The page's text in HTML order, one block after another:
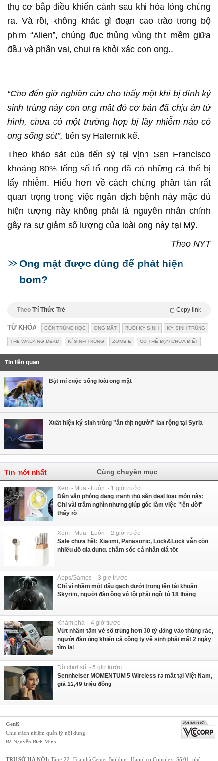
thụ cơ bắp điều khiển cánh sau khi hóa lỏng chúng
ra. Và rồi, không khác gì đoạn cao trào trong bộ
phim “Alien”, chúng đục thủng vùng thịt mềm giữa
đầu và phần vai, chui ra khỏi xác con ong..
“Cho đến giờ nghiên cứu cho thấy một khi bị dính ký
sinh trùng này con ong mật đó cơ bản đã chịu án tử
hình, chưa có một trường hợp bị lây nhiễm nào có
ong sống sót”, tiến sỹ Hafernik kể.
Theo khảo sát của tiến sý tại vịnh San Francisco
khoảng 80% tổng số tổ ong đã có những cá thể bị
lấy nhiễm. Hiểu hơn về cách chúng phân tán rất
quan trọng trong việc ngăn dịch bệnh này mặc dù
hiện tượng này không phải là nguyên nhân chính
gây ra sự giảm số lượng của loài ong này tại Mỹ.
Theo NYT
Ong mật được dùng để phát hiện
bom?
Theo Trí Thức Trẻ Copy link
TỪ KHÓA CÔN TRÙNG HỌC ONG MẬT RUỒI KÝ SINH KÝ SINH TRÙNG
THE WALKING DEAD KÍ SINH TRÙNG ZOMBIE CÓ THỂ BẠN CHƯA BIẾT
Tin liên quan
Bật mí cuộc sống loài ong mật
Xuất hiện ký sinh trùng "ăn thịt người" lan rộng tại Syria
Tin mới nhất Cùng chuyên mục
Xem - Mua - Luôn - 1 giờ trước
Dân văn phòng đang tranh thủ săn deal loạt món này:
Chỉ vài trăm nghìn nhưng giúp góc làm việc "lên đời"
thấy rõ
Xem - Mua - Luôn - 2 giờ trước
Sale chưa hết: Xiaomi, Panasonic, Lock&Lock vẫn còn
nhiều đồ gia dụng, chăm sóc cá nhân giá tốt
Apps/Games - 3 giờ trước
Chỉ vì nhầm một dấu gạch dưới trong tên tài khoản
Skyrim, người đàn ông vô tội phải ngồi tù 18 tháng
Khám phá - 4 giờ trước
Vứt nhầm tấm vé số trúng hơn 30 tỷ đồng vào thùng rác,
người đàn ông khiến cả công ty vệ sinh phải mất 2 ngày
tìm lại
Đồ chơi số - 5 giờ trước
Sennheiser MOMENTUM 5 Wireless ra mắt tại Việt Nam,
giá 12,49 triệu đồng
GenK
Chịu trách nhiệm quản lý nội dung:
Bà Nguyễn Bích Minh
TRỤ SỞ HÀ NỘI: Tầng 22, Tòa nhà Center Building, Hapulico Complex, Số 01, phố